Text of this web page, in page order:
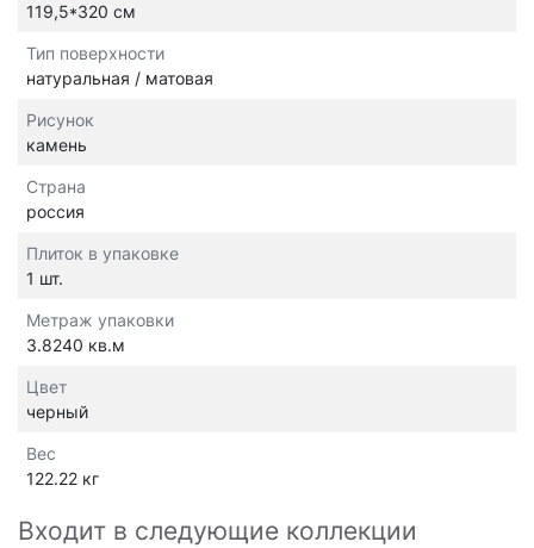
119,5*320 см
Тип поверхности
натуральная / матовая
Рисунок
камень
Страна
россия
Плиток в упаковке
1 шт.
Метраж упаковки
3.8240 кв.м
Цвет
черный
Вес
122.22 кг
Входит в следующие коллекции